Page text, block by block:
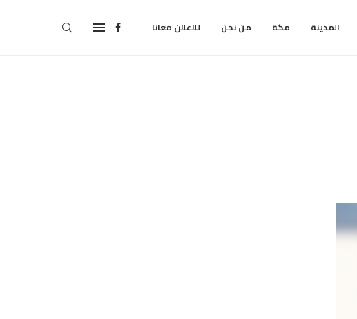
المدينة مكة من نحن للاعلان معانا